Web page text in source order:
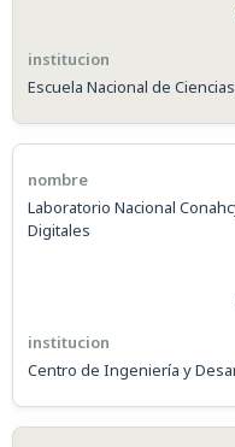
Escuela Nacional de
Laboratorio Nacional
Digitales
Centro de Ingeniería y